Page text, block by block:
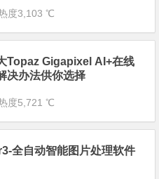
度3,103 ℃
Topaz Gigapixel AI+在线
决办法供你选择
度5,721 ℃
全自动智能图片处理软件